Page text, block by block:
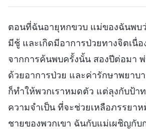
ตอนที่ฉันอายุหกขวบ แม่ของฉันพบ
มีชู้ และเกิดมีอาการป่วยทางจิตเนื่อ
จากการค้นพบครั้งนั้น สองปีต่อมา
ด้วยอาการป่วย และค่ารักษาพยาบ
ก็ทำให้พวกเราหมดตัว แต่ลุงกับป้า
ความจำเป็น ที่จะช่วยเหลือภรรยา
ชายของพวกเขา ฉันกับแม่เผชิญกับ